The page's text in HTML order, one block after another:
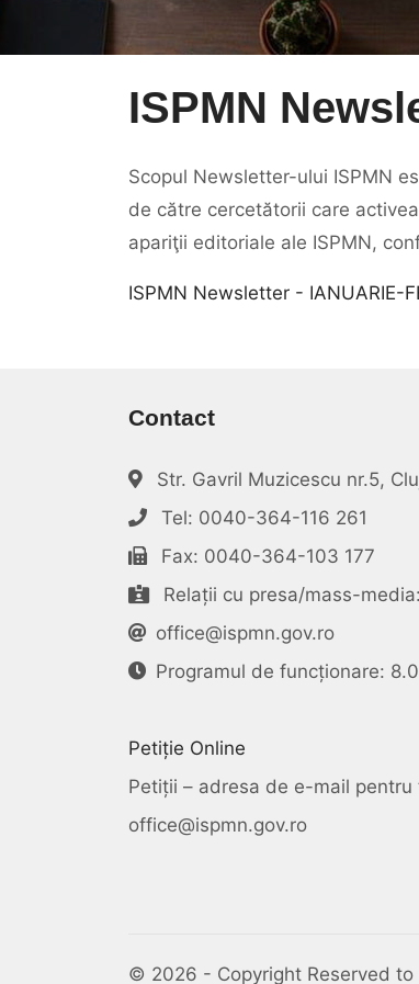
ISPMN
Scopul Newsletter-ului ISPMN
de către cercetătorii care
apariţii editoriale ale ISPMN,
ISPMN Newsletter - IANUARIE-
Contact
Str. Gavril Muzicescu nr.5,
Tel: 0040-364-116 261
Fax: 0040-364-103 177
Relații cu presa/mass-
office@ispmn.gov.ro
Programul de funcționare:
Petiție Online
Petiții – adresa de e-mail
office@ispmn.gov.ro
© 2026 - Copyright Reserved to